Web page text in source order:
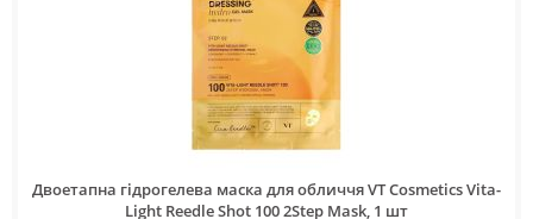
Двоетапна гідрогелева маска для обличчя VT Cosmetics Vita-
Light Reedle Shot 100 2Step Mask, 1 шт